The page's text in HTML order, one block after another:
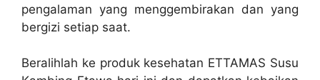
pengalaman yang menggembirakan dan yang
bergizi setiap saat.
Beralihlah ke produk kesehatan ETTAMAS Susu